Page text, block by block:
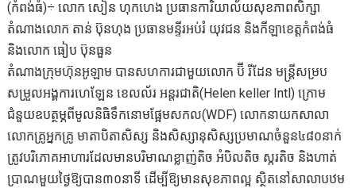
(កំពង់ធំ)÷ លោក សៀន ហុកហេង ប្រធានការិយាល័យសុខភាពសិក្សា
តំណាងលោក តាន់ ប៊ុនហុង ប្រធានមន្ទីរអប់រំ យុវជន និងកីឡាខេត្តកំពង់ធំ
និងលោក ធៀប ប៊ុនធួន
តំណាងក្រុមហ៊ុនអូឡាម បានសហការជាមួយលោក ប៊ី រីដែន មន្ត្រីសម្រប
សម្រួលអង្គការហេឡែន ខេលល័រ អន្តរជាតិ(Helen keller Intl) ក្រោម
ជំនួយឧបត្ថម្ភពីមូលនិធិទឹកនោមផ្អែមសកល(WDF) លោកនាយកសាលា
លោកគ្រូអ្នកគ្រូ មាតាបិតាសិស្ស និងសិស្សានុសិស្សប្រមាណចំនួន៤៨០នាក់
ត្រូវបរិភោគអាហារដែលមានបរិមាណខ្លាញ់តិច អំបិលតិច ស្ករតិច និងហាត់
ប្រាណមួយថ្ងៃឱ្យបាន៣០នាទី ដើម្បីឱ្យមានសុខភាពល្អ ស្ថិតនៅសាលាបឋម